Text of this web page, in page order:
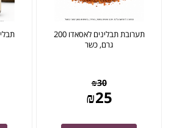
תערובת תבלינים לאסאדו 200
גרם, כשר
₪30
₪25